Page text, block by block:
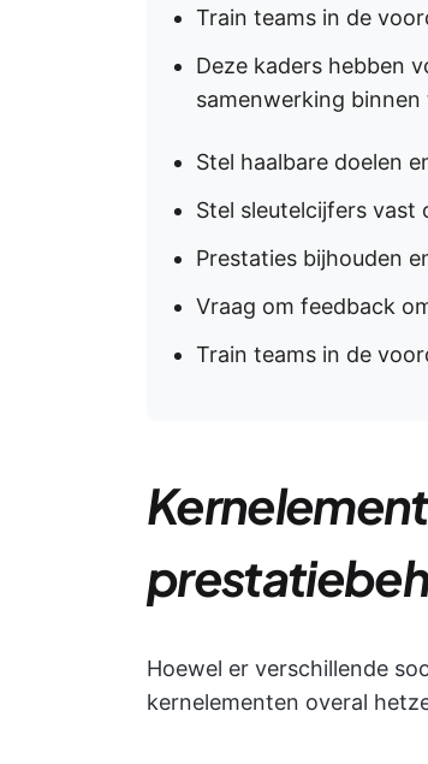
Train teams in de
Deze kaders hebben
samenwerking
Stel haalbare doelen
Stel sleutelcijfers vast
Prestaties bijhouden
Vraag om feedback
Train teams in de
Hoewel er verschillende
kernelementen overal